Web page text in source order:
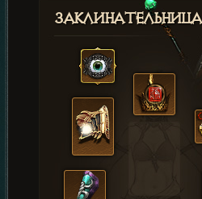
Заклинательница